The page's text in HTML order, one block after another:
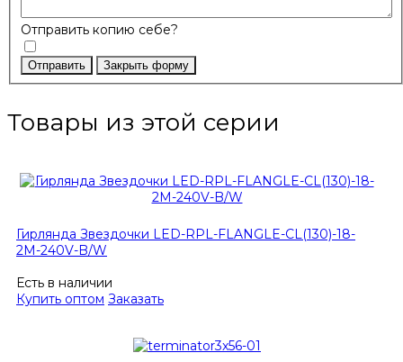
Отправить копию себе?
Отправить Закрыть форму
Товары из этой серии
Гирлянда Звездочки LED-RPL-FLANGLE-CL(130)-18-
2M-240V-B/W
Есть в наличии
Купить оптом Заказать